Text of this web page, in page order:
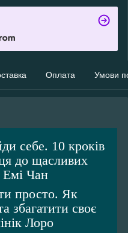
Оплата Умови
себе. 10 кроків
до щасливих
Емі Чан
просто. Як
збагатити своє
Лоро